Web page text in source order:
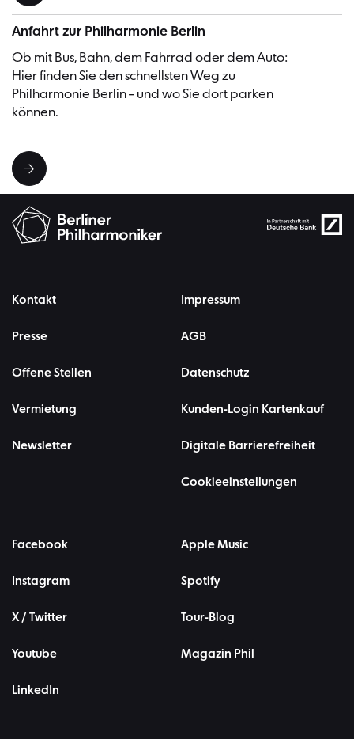
Anfahrt zur Philharmonie Berlin
Ob mit Bus, Bahn, dem Fahrrad oder dem Auto:
Hier finden Sie den schnellsten Weg zu
Philharmonie Berlin – und wo Sie dort parken
können.
Kontakt
Presse
Offene Stellen
Vermietung
Newsletter
Impressum
AGB
Datenschutz
Kunden-Login Kartenkauf
Digitale Barrierefreiheit
Cookieeinstellungen
Facebook
Instagram
X / Twitter
Youtube
LinkedIn
Apple Music
Spotify
Tour-Blog
Magazin Phil